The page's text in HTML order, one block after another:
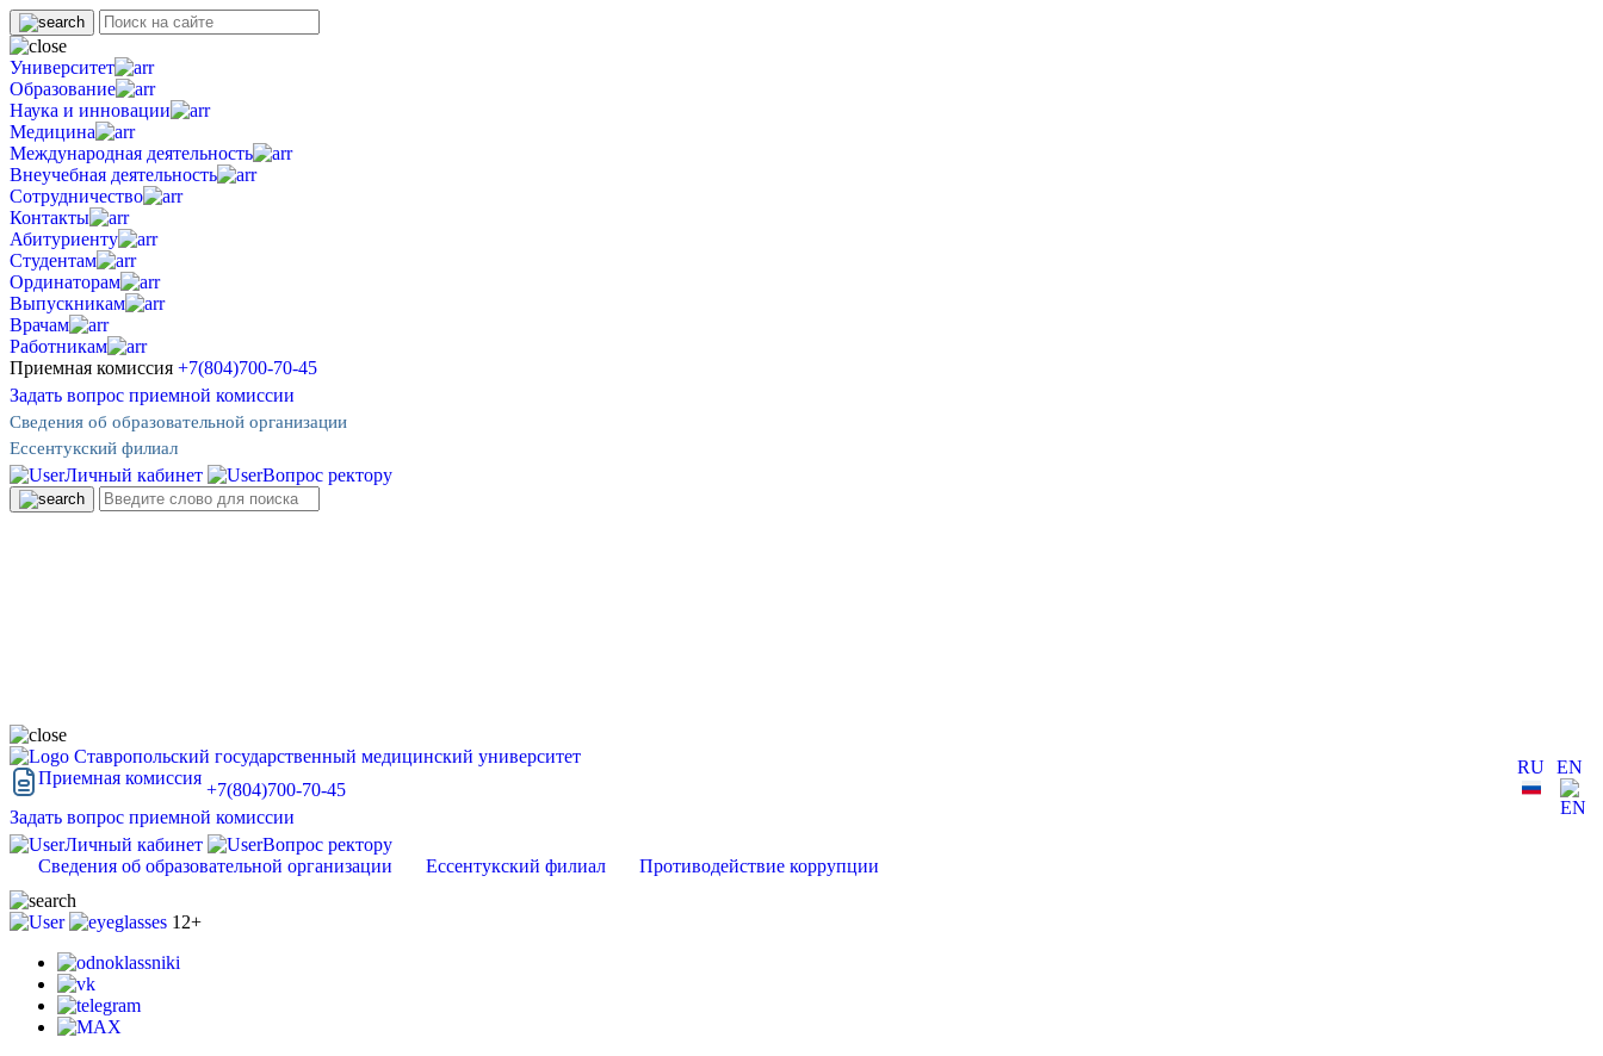
Университет
Образование
Наука и инновации
Медицина
Международная деятельность
Внеучебная деятельность
Сотрудничество
Контакты
Абитуриенту
Студентам
Ординаторам
Выпускникам
Врачам
Работникам
Приемная комиссия +7(804)700-70-45
Задать вопрос приемной комиссии
Сведения об образовательной организации
Ессентукский филиал
Личный кабинет Вопрос ректору
RU EN
Ставропольский государственный медицинский университет
Приемная комиссия
+7(804)700-70-45
Задать вопрос приемной комиссии
Личный кабинет
Вопрос ректору
Сведения об образовательной организации
Ессентукский филиал Противодействие коррупции
12+